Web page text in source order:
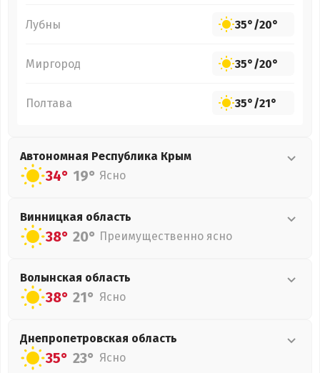
Лубны 35°/20°
Миргород 35°/20°
Полтава 35°/21°
Автономная Республика Крым
34° 19° Ясно
Винницкая область
38° 20° Преимущественно ясно
Волынская область
38° 21° Ясно
Днепропетровская область
35° 23° Ясно